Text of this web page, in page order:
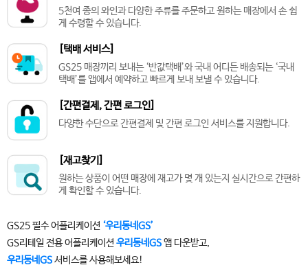
5천여 종의 와인과 다양한 주류를 주문하고 원하는 매장에서 손 쉽
게 수령할 수 있습니다.
[택배 서비스]
GS25 매장끼리 보내는 ‘반값택배’와 국내 어디든 배송되는 ‘국내
택배’를 앱에서 예약하고 빠르게 보내 보낼 수 있습니다.
[간편결제, 간편 로그인]
다양한 수단으로 간편결제 및 간편 로그인 서비스를 지원합니다.
[재고찾기]
원하는 상품이 어떤 매장에 재고가 몇 개 있는지 실시간으로 간편하
게 확인할 수 있습니다.
GS25 필수 어플리케이션 ‘우리동네GS’
GS리테일 전용 어플리케이션 우리동네GS앱 다운받고,
우리동네GS서비스를 사용해보세요!